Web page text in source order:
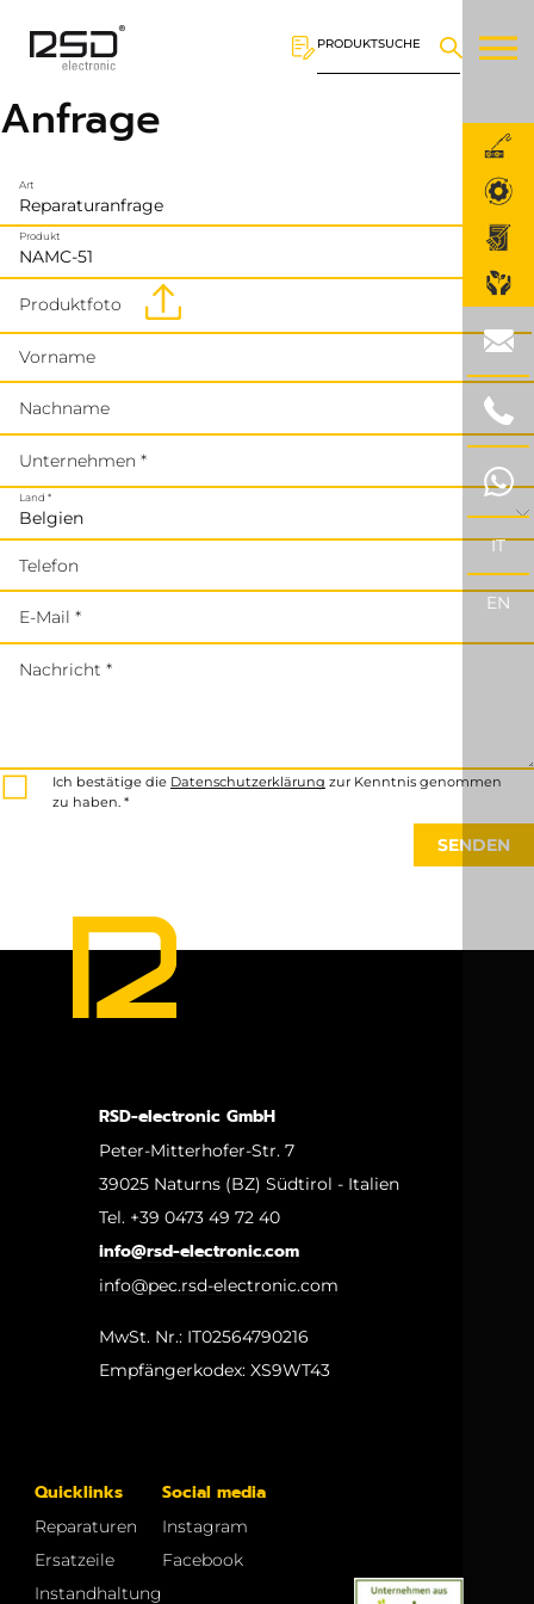
PRODUKTSUCHE
IT
EN
Anfrage
Art
Produkt
Produktfoto
Vorname
Nachname
Unternehmen *
Land *
Telefon
E-Mail *
Nachricht *
Ich bestätige die Datenschutzerklärung zur Kenntnis genommen
zu haben. *
SENDEN
RSD-electronic GmbH
Peter-Mitterhofer-Str. 7
39025 Naturns (BZ) Südtirol - Italien
Tel. +39 0473 49 72 40
info@rsd-electronic.com
info@pec.rsd-electronic.com
MwSt. Nr.: IT02564790216
Empfängerkodex: XS9WT43
Quicklinks
Reparaturen
Ersatzeile
Instandhaltung
Social media
Instagram
Facebook